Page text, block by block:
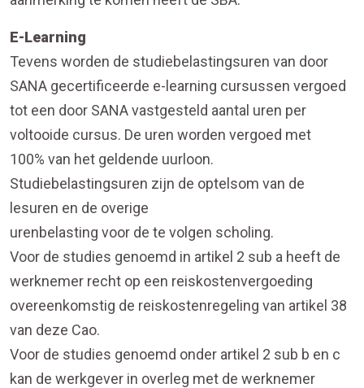
E-Learning
Tevens worden de studiebelastingsuren van door
SANA gecertificeerde e-learning cursussen vergoed
tot een door SANA vastgesteld aantal uren per
voltooide cursus. De uren worden vergoed met
100% van het geldende uurloon.
Studiebelastingsuren zijn de optelsom van de
lesuren en de overige
urenbelasting voor de te volgen scholing.
Voor de studies genoemd in artikel 2 sub a heeft de
werknemer recht op een reiskostenvergoeding
overeenkomstig de reiskostenregeling van artikel 38
van deze Cao.
Voor de studies genoemd onder artikel 2 sub b en c
kan de werkgever in overleg met de werknemer